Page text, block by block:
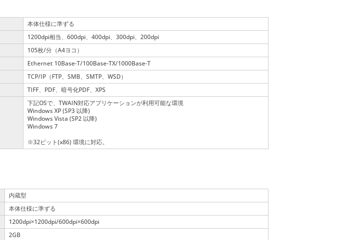
本体仕様に準ずる
1200dpi相当、600dpi、400dpi、300dpi、200dpi
105枚/分（A4ヨコ）
Ethernet 10Base-T/100Base-TX/1000Base-T
TCP/IP（FTP、SMB、SMTP、WSD）
TIFF、PDF、暗号化PDF、XPS
下記OSで、TWAIN対応アプリケーションが利用可能な環境
Windows XP (SP3 以降)
Windows Vista (SP2 以降)
Windows 7
※32ビット(x86) 環境に対応。
内蔵型
本体仕様に準ずる
1200dpi×1200dpi/600dpi×600dpi
2GB